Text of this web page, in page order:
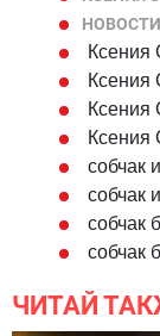
Ксения
Ксения
Ксения
Ксения
собчак
собчак
собчак
собчак
ЧИТАЙ